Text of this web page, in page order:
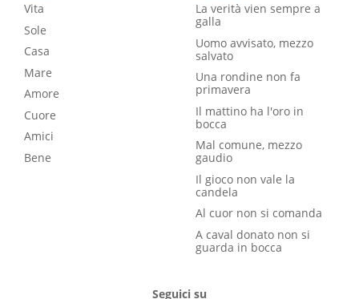
Vita
Sole
Casa
Mare
Amore
Cuore
Amici
Bene
La verità vien sempre a
galla
Uomo avvisato, mezzo
salvato
Una rondine non fa
primavera
Il mattino ha l'oro in
bocca
Mal comune, mezzo
gaudio
Il gioco non vale la
candela
Al cuor non si comanda
A caval donato non si
guarda in bocca
Seguici su